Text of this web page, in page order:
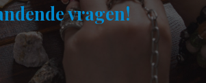
vragen!